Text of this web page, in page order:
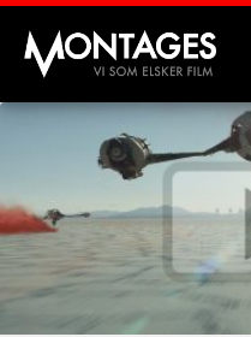
Montages